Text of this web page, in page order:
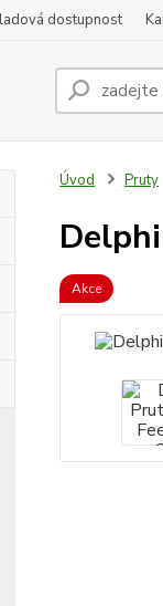
dostupnost
Úvod Pruty
Akce